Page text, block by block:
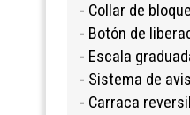
- Collar de
- Botón de
- Escala
- Sistema de
- Carraca